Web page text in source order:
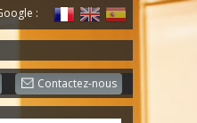
:
Contactez-nous